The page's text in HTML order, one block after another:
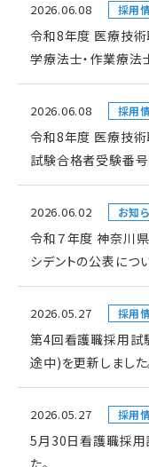
2026.06.08 採用
令和8年度 医療技術
学療法士・作業療法
2026.06.08 採用
令和8年度 医療技術
試験合格者受験番
2026.06.02 お知
令和７年度 神奈川
シデントの公表につ
2026.05.27 採用
第4回看護職採用
途中)を更新しました
2026.05.27 採用
5月30日看護職採用
た。